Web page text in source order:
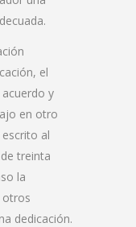
el
y
en otro
al
treinta
la
otros
dedicación.